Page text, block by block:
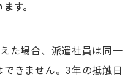
す。
た場合、派遣社員は同一
きません。3年の抵触日